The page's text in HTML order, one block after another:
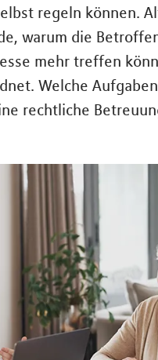
regeln können.
warum die
mehr treffen
Welche
rechtliche